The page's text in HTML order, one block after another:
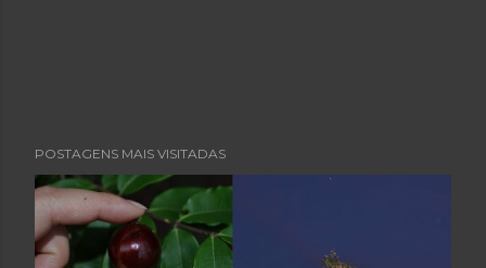
POSTAGENS MAIS VISITADAS